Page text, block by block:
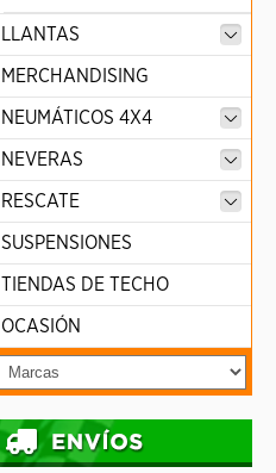
LLANTAS
MERCHANDISING
NEUMÁTICOS 4X4
NEVERAS
RESCATE
SUSPENSIONES
TIENDAS DE TECHO
OCASIÓN